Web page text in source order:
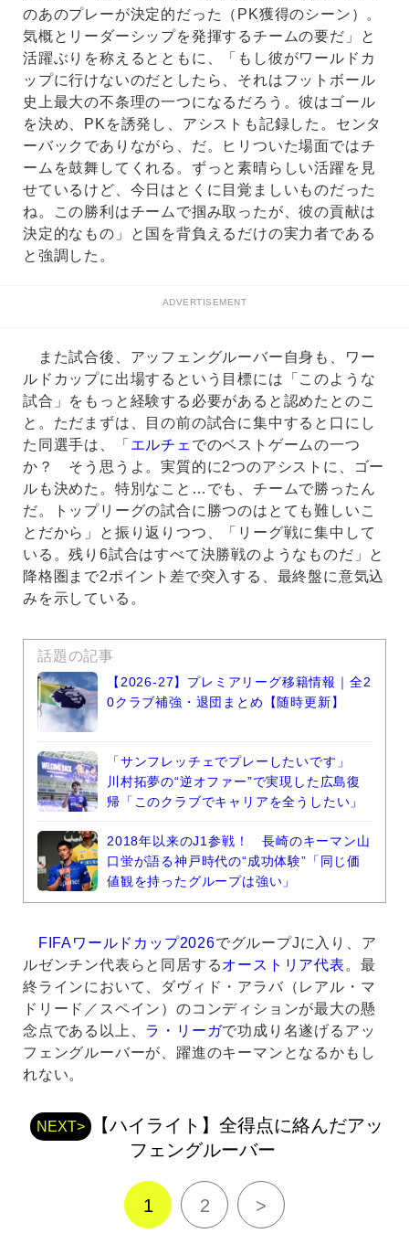
のあのプレーが決定的だった（PK獲得のシーン）。
気概とリーダーシップを発揮するチームの要だ」と
活躍ぶりを称えるとともに、「もし彼がワールドカ
ップに行けないのだとしたら、それはフットボール
史上最大の不条理の一つになるだろう。彼はゴール
を決め、PKを誘発し、アシストも記録した。センタ
ーバックでありながら、だ。ヒリついた場面ではチ
ームを鼓舞してくれる。ずっと素晴らしい活躍を見
せているけど、今日はとくに目覚ましいものだった
ね。この勝利はチームで掴み取ったが、彼の貢献は
決定的なもの」と国を背負えるだけの実力者である
と強調した。
ADVERTISEMENT
また試合後、アッフェングルーバー自身も、ワー
ルドカップに出場するという目標には「このような
試合」をもっと経験する必要があると認めたとのこ
と。ただまずは、目の前の試合に集中すると口にし
た同選手は、「 エルチェ でのベストゲームの一つ
か？ そう思うよ。実質的に2つのアシストに、ゴー
ルも決めた。特別なこと…でも、チームで勝ったん
だ。トップリーグの試合に勝つのはとても難しいこ
とだから」と振り返りつつ、「リーグ戦に集中して
いる。残り6試合はすべて決勝戦のようなものだ」と
降格圏まで2ポイント差で突入する、最終盤に意気込
みを示している。
話題の記事
【2026-27】プレミアリーグ移籍情報｜全2
0クラブ補強・退団まとめ【随時更新】
「サンフレッチェでプレーしたいです」
川村拓夢の“逆オファー”で実現した広島復
帰「このクラブでキャリアを全うしたい」
2018年以来のJ1参戦！ 長崎のキーマン山
口蛍が語る神戸時代の“成功体験”「同じ価
値観を持ったグループは強い」
FIFAワールドカップ2026でグループJに入り、ア
ルゼンチン代表らと同居するオーストリア代表。最
終ラインにおいて、ダヴィド・アラバ（レアル・マ
ドリード／スペイン）のコンディションが最大の懸
念点である以上、 ラ・リーガで功成り名遂げるアッ
フェングルーバーが、躍進のキーマンとなるかもし
れない。
NEXT>
【ハイライト】全得点に絡んだアッ
フェングルーバー
1 2 >